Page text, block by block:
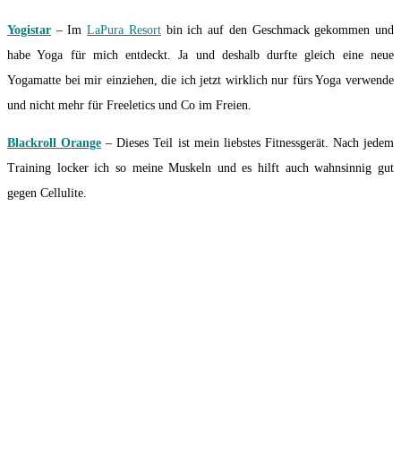
Yogistar – ImLaPura Resortbin ich auf den Geschmack gekommen und
habe Yoga für mich entdeckt. Ja und deshalb durfte gleich eine neue
Yogamatte bei mir einziehen, die ich jetzt wirklich nur fürs Yoga verwende
und nicht mehr für Freeletics und Co im Freien.
Blackroll Orange – Dieses Teil ist mein liebstes Fitnessgerät. Nach jedem
Training locker ich so meine Muskeln und es hilft auch wahnsinnig gut
gegen Cellulite.